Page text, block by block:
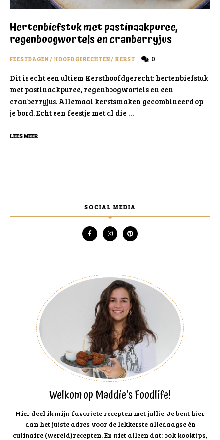
Hertenbiefstuk met pastinaakpuree,
regenboogwortels en cranberryjus
FEESTDAGEN/ HOOFDGERECHTEN/ KERST 0
Dit is echt een ultiem Kersthoofdgerecht: hertenbiefstuk
met pastinaakpuree, regenboogwortels en een
cranberryjus. Allemaal kerstsmaken gecombineerd op
je bord. Echt een feestje met al die …
LEES MEER
SOCIAL MEDIA
Welkom op Maddie's Foodlife!
Hier deel ik mijn favoriete recepten met jullie. Je bent hier
aan het juiste adres voor de lekkerste alledaagse én
culinaire (wereld)recepten. En niet alleen dat: ook kooktips,